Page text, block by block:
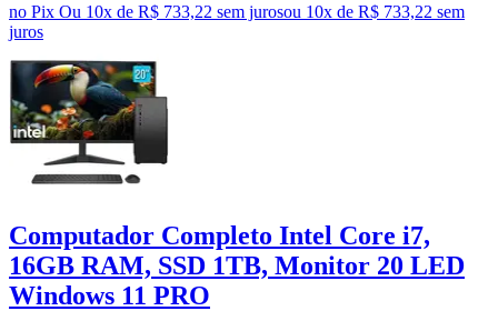
no Pix Ou 10x de R$ 733,22 sem jurosou 10x de R$ 733,22 sem
juros
Computador Completo Intel Core i7,
16GB RAM, SSD 1TB, Monitor 20 LED
Windows 11 PRO